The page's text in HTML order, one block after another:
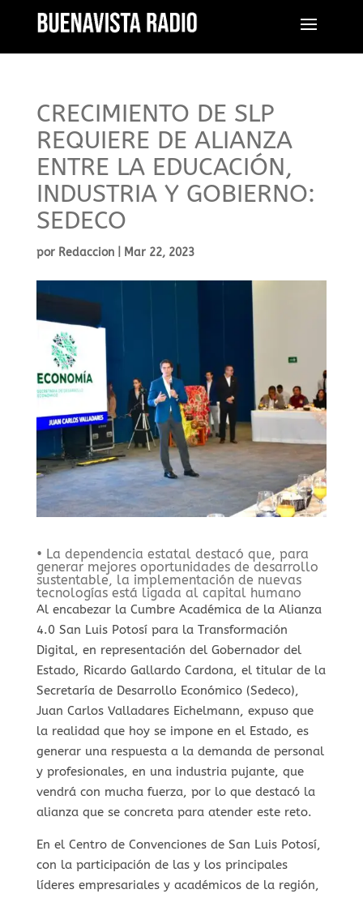
CRECIMIENTO DE SLP
REQUIERE DE ALIANZA
ENTRE LA EDUCACIÓN,
INDUSTRIA Y GOBIERNO:
SEDECO
por Redaccion| Mar 22, 2023
• La dependencia estatal destacó que, para
generar mejores oportunidades de desarrollo
sustentable, la implementación de nuevas
tecnologías está ligada al capital humano
Al encabezar la Cumbre Académica de la Alianza
4.0 San Luis Potosí para la Transformación
Digital, en representación del Gobernador del
Estado, Ricardo Gallardo Cardona, el titular de la
Secretaría de Desarrollo Económico (Sedeco),
Juan Carlos Valladares Eichelmann, expuso que
la realidad que hoy se impone en el Estado, es
generar una respuesta a la demanda de personal
y profesionales, en una industria pujante, que
vendrá con mucha fuerza, por lo que destacó la
alianza que se concreta para atender este reto.
En el Centro de Convenciones de San Luis Potosí,
con la participación de las y los principales
líderes empresariales y académicos de la región,